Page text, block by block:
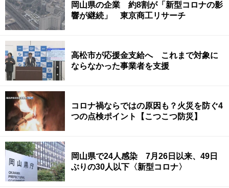
岡山県の企業 約8割が「新型コロナの影
響が継続」 東京商工リサーチ
高松市が応援金支給へ これまで対象に
ならなかった事業者を支援
コロナ禍ならではの原因も？火災を防ぐ4
つの点検ポイント【こつこつ防災】
岡山県で24人感染 7月26日以来、49日
ぶりの30人以下〈新型コロナ〉